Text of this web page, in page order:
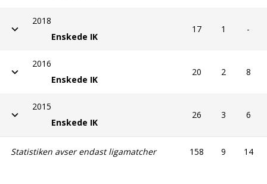
2018
Enskede IK
17 1 -
2016
Enskede IK
20 2 8
2015
Enskede IK
26 3 6
Statistiken avser endast ligamatcher 158 9 14